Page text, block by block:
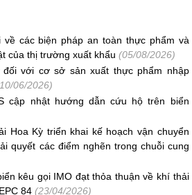
về các biện pháp an toàn thực phẩm và
của thị trường xuất khẩu (05/08/2026)
đối với cơ sở sản xuất thực phẩm nhập
06/2026)
cập nhật hướng dẫn cứu hộ trên biển
Hoa Kỳ triển khai kế hoạch vận chuyển
quyết các điểm nghẽn trong chuỗi cung
kêu gọi IMO đạt thỏa thuận về khí thải
84 (23/04/2026)